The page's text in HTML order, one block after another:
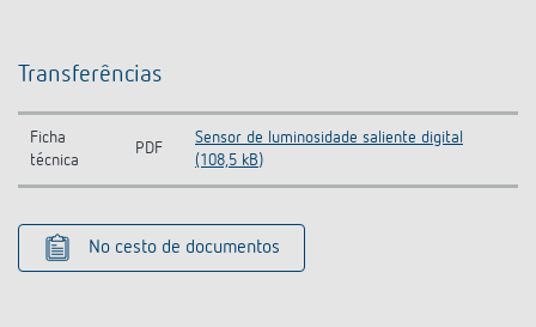
Transferências
Ficha
técnica
PDF
Sensor de luminosidade saliente digital
(108,5 kB)
No cesto de documentos